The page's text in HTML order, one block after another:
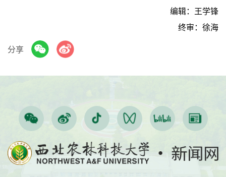
编辑：王学锋
终审：徐海
分享